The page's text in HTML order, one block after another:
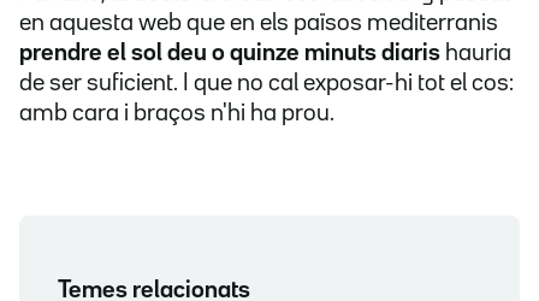
en aquesta web que en els països mediterranis
prendre el sol deu o quinze minuts diaris hauria
de ser suficient. I que no cal exposar-hi tot el cos:
amb cara i braços n'hi ha prou.
Temes relacionats